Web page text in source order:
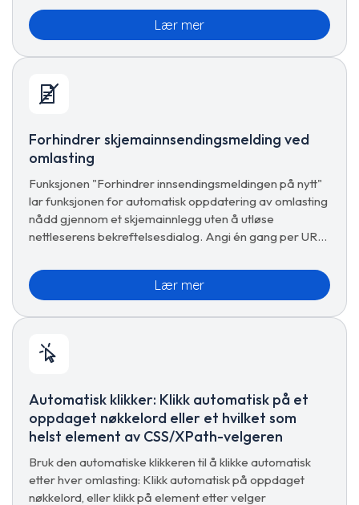
oppdateringsalternativer for sømløs surfing.
Lær mer
Forhindrer skjemainnsendingsmelding ved
omlasting
Funksjonen "Forhindrer innsendingsmeldingen på nytt"
lar funksjonen for automatisk oppdatering av omlasting
nådd gjennom et skjemainnlegg uten å utløse
nettleserens bekreftelsesdialog. Angi én gang per URL,
Lær mer
Automatisk klikker: Klikk automatisk på et
oppdaget nøkkelord eller et hvilket som
helst element av CSS/XPath-velgeren
Bruk den automatiske klikkeren til å klikke automatisk
etter hver omlasting: Klikk automatisk på oppdaget
nøkkelord, eller klikk på element etter velger